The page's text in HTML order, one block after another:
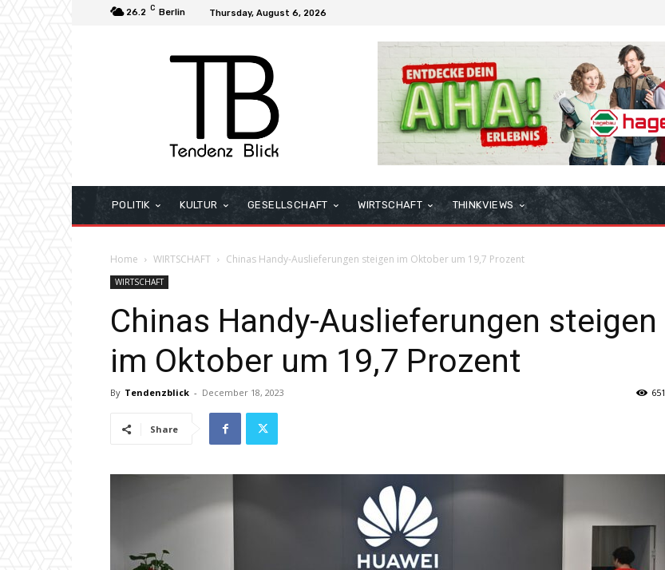
26.2 C Berlin Thursday, August 6, 2026
POLITIK KULTUR GESELLSCHAFT WIRTSCHAFT THINKVIEWS
Home WIRTSCHAFT Chinas Handy-Auslieferungen steigen im Oktober um 19,7 Prozent
WIRTSCHAFT
Chinas Handy-Auslieferungen steigen
im Oktober um 19,7 Prozent
By Tendenzblick - December 18, 2023 651
Share